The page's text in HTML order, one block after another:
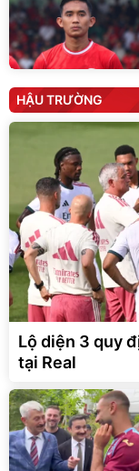
HẬU TRƯỜNG
Lộ diện 3 quy
tại Real